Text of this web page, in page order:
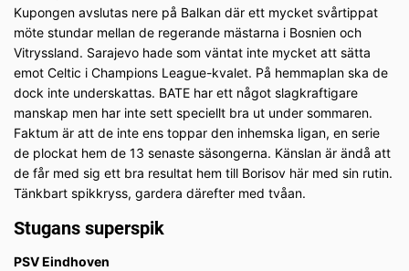
Kupongen avslutas nere på Balkan där ett mycket svårtippat
möte stundar mellan de regerande mästarna i Bosnien och
Vitryssland. Sarajevo hade som väntat inte mycket att sätta
emot Celtic i Champions League-kvalet. På hemmaplan ska de
dock inte underskattas. BATE har ett något slagkraftigare
manskap men har inte sett speciellt bra ut under sommaren.
Faktum är att de inte ens toppar den inhemska ligan, en serie
de plockat hem de 13 senaste säsongerna. Känslan är ändå att
de får med sig ett bra resultat hem till Borisov här med sin rutin.
Tänkbart spikkryss, gardera därefter med tvåan.
Stugans superspik
PSV Eindhoven